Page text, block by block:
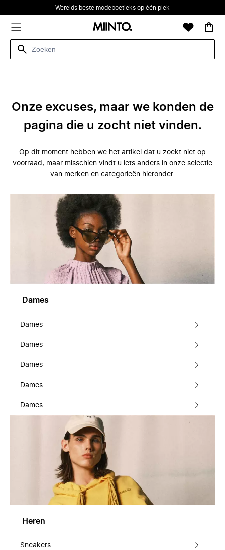
Werelds beste modeboetieks op één plek
Onze excuses, maar we konden de
pagina die u zocht niet vinden.
Op dit moment hebben we het artikel dat u zoekt niet op
voorraad, maar misschien vindt u iets anders in onze selectie
van merken en categorieën hieronder.
Dames
Dames
Dames
Dames
Dames
Dames
Heren
Sneakers